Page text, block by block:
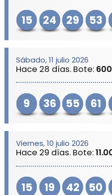
15 24 29 53
Sábado, 11 julio 2026
Hace 28 días. Bote:
9 36 55 61
Viernes, 10 julio 2026
Hace 29 días. Bote:
15 19 42 50